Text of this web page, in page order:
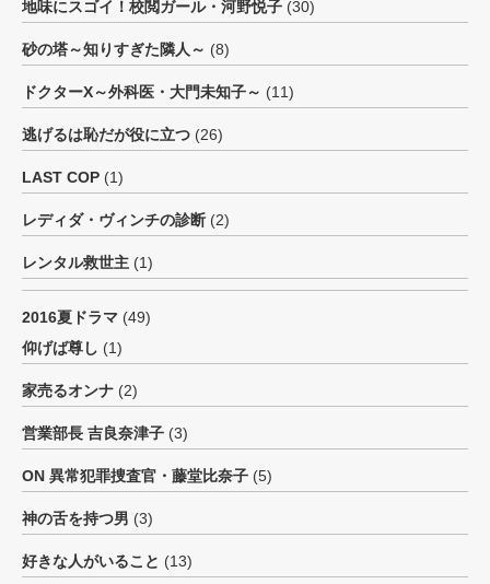
地味にスゴイ！校閲ガール・河野悦子 (30)
砂の塔～知りすぎた隣人～ (8)
ドクターX～外科医・大門未知子～ (11)
逃げるは恥だが役に立つ (26)
LAST COP (1)
レディダ・ヴィンチの診断 (2)
レンタル救世主 (1)
2016夏ドラマ (49)
仰げば尊し (1)
家売るオンナ (2)
営業部長 吉良奈津子 (3)
ON 異常犯罪捜査官・藤堂比奈子 (5)
神の舌を持つ男 (3)
好きな人がいること (13)